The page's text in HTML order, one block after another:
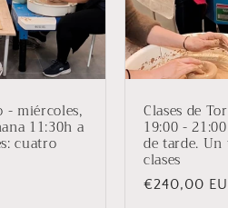
- miércoles,
11:30h a
cuatro
Clases de
19:00 -
de tarde.
clases
Precio
€240,00